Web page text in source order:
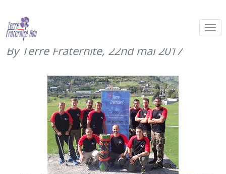
CReBAT 12 – 6ème journée –
marche Oméga (19
By Terre Fraternité, 22nd mai 2017